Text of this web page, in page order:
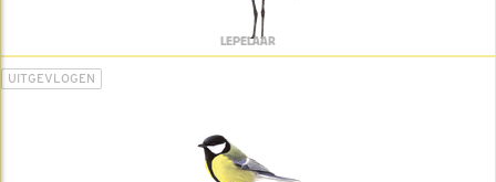
LEPELAAR
UITGEVLOGEN